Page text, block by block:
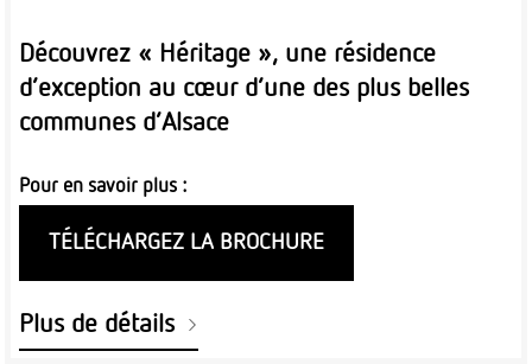
Découvrez « Héritage », une résidence
d’exception au cœur d’une des plus belles
communes d’Alsace
Pour en savoir plus :
TÉLÉCHARGEZ LA BROCHURE
Plus de détails